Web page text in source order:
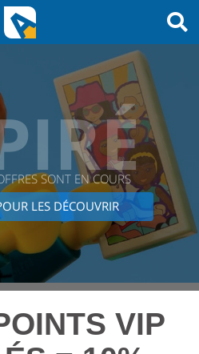
SONT EN COURS
LES DÉCOUVRIR
VIP